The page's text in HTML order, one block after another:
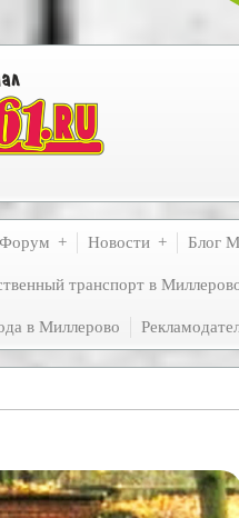
Новости Блог
транспорт в
в Миллерово